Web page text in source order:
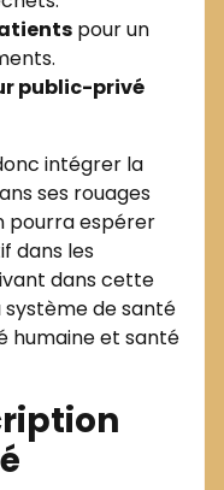
pour un
public-privé
intégrer la
ses rouages
pourra espérer
dans les
dans cette
de santé
humaine et santé